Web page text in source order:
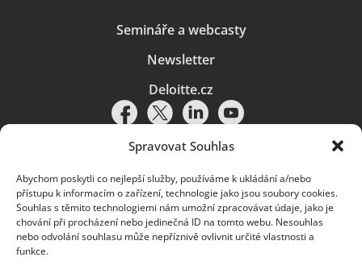
Spravovat Souhlas
Abychom poskytli co nejlepší služby, používáme k ukládání a/nebo
přístupu k informacím o zařízení, technologie jako jsou soubory cookies.
Souhlas s těmito technologiemi nám umožní zpracovávat údaje, jako je
chování při procházení nebo jedinečná ID na tomto webu. Nesouhlas
nebo odvolání souhlasu může nepříznivě ovlivnit určité vlastnosti a
funkce.
Semináře a webcasty
Newsletter
Deloitte.cz
Pravidla používání|Ochrana osobních údajů|Soubory cookies |
Deloitte.cz
© 2026. Více informací najdete vPravidlech používání.
Deloitte označuje jednu či více společností globální sítě členských